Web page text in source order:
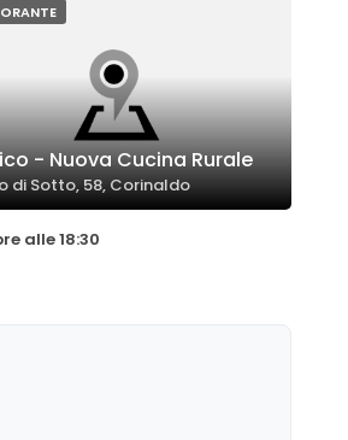
- Nuova Cucina Rurale
di Sotto, 58, Corinaldo
alle 18:30